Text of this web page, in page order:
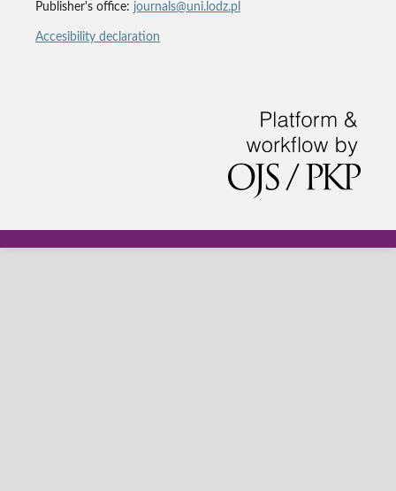
Publisher's office: journals@uni.lodz.pl
Accesibility declaration